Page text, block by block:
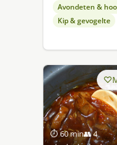
Avondeten &
Kip & gevogelte
⏱ 60 min👥 4